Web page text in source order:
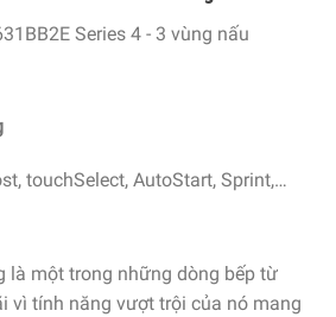
touchSelect, AutoStart, Sprint,…
là một trong những dòng bếp từ
vì tính năng vượt trội của nó mang